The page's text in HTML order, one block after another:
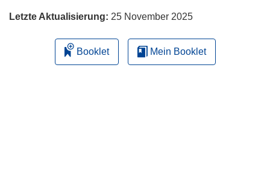
Letzte Aktualisierung: 25 November 2025
Booklet Mein Booklet